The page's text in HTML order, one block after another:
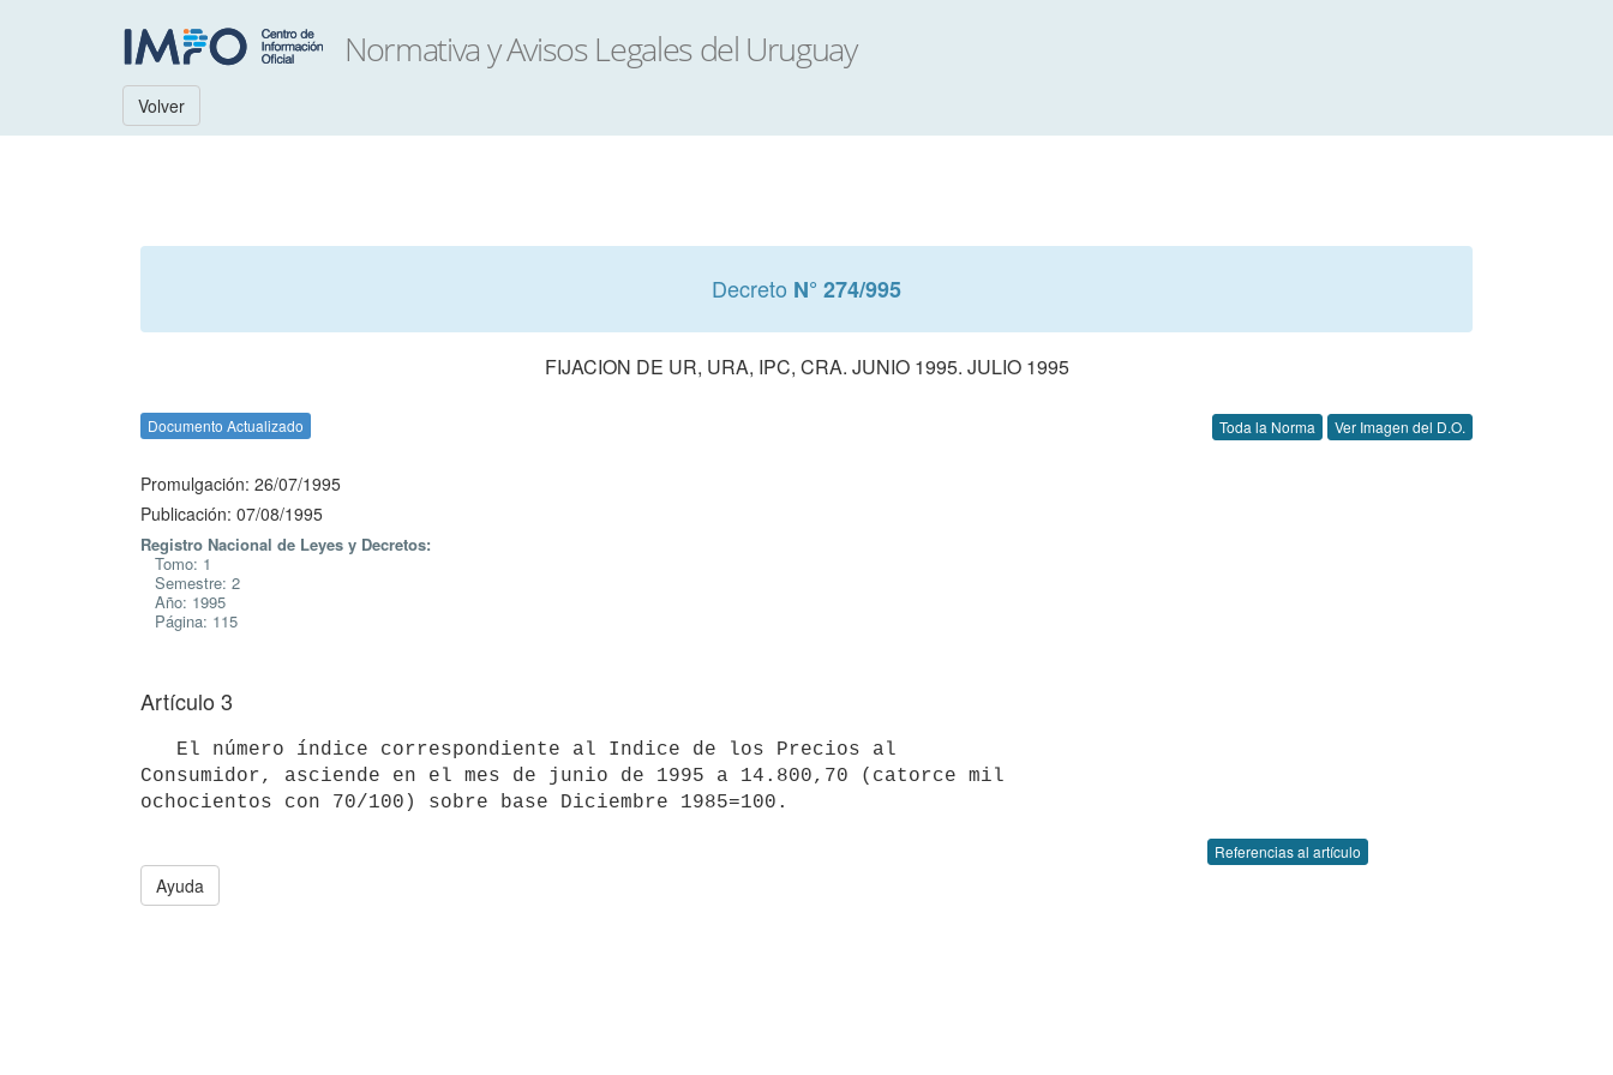
Volver
Decreto N° 274/995
FIJACION DE UR, URA, IPC, CRA. JUNIO 1995. JULIO 1995
Documento Actualizado Toda la Norma Ver Imagen del D.O.
Promulgación: 26/07/1995
Publicación: 07/08/1995
Registro Nacional de Leyes y Decretos:
Tomo: 1
Semestre: 2
Año: 1995
Página: 115
Artículo 3
Consumidor, asciende en el mes de junio de 1995 a 14.800,70 (catorce mil
Referencias al artículo
Ayuda